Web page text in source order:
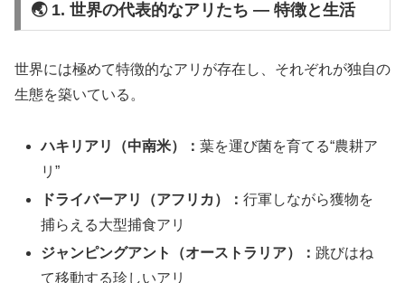
🌏 1. 世界の代表的なアリたち ― 特徴と生活
世界には極めて特徴的なアリが存在し、それぞれが独自の
生態を築いている。
ハキリアリ（中南米）：葉を運び菌を育てる“農耕ア
リ”
ドライバーアリ（アフリカ）：行軍しながら獲物を
捕らえる大型捕食アリ
ジャンピングアント（オーストラリア）： 跳びはね
て移動する珍しいアリ